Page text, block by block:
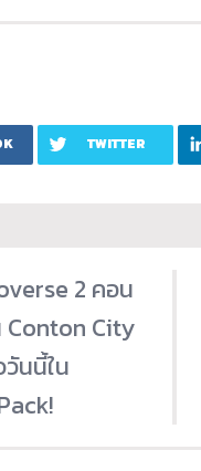
TWITTER
2 คอน
Conton City
นนี้ใน